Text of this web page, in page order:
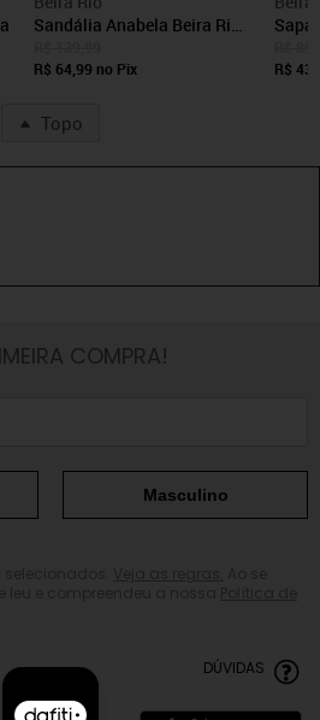
Sandália Anabela Beira Rio
R$ 64,99 no Pix
R$
Topo
COMPRA!
Masculino
DÚVIDAS